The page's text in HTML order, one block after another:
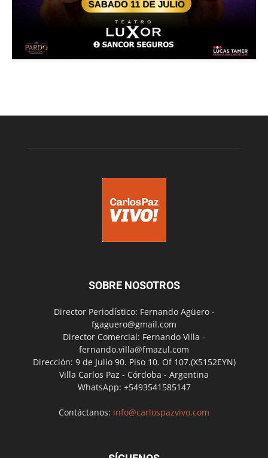
SOBRE NOSOTROS
Director Periodístico: Fernando Agüero -
fgaguero@gmail.com
Director Comercial: Fernando Villa -
fernando.villa@fmazul.com
Dirección: 9 de Julio 90. Piso 10. Of 107.(X5152EYN)
Villa Carlos Paz - Córdoba - Argentina
WhatsApp: +5493541585147
Contáctanos: info@carlospazvivo.com